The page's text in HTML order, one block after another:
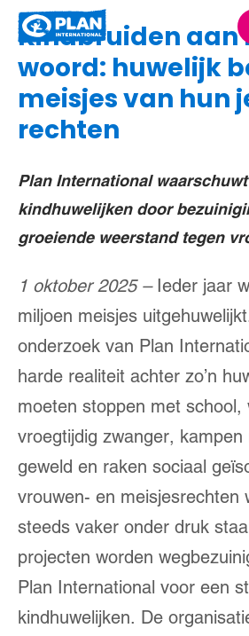
Plan
International
Kindbruiden aan
woord: huwelijk
meisjes van hun
rechten
Plan International
kindhuwelijken door
groeiende weerstand tegen
1 oktober 2025 –Ieder jaar
miljoen meisjes
onderzoek van Plan
harde realiteit achter zo’n
moeten stoppen met school,
vroegtijdig zwanger, kampen
geweld en raken sociaal
vrouwen- en meisjesrechten
steeds vaker onder druk
projecten worden
Plan International voor een
kindhuwelijken. De